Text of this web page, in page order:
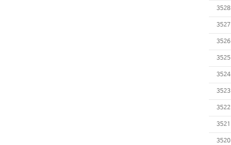
3528
3527
3526
3525
3524
3523
3522
3521
3520